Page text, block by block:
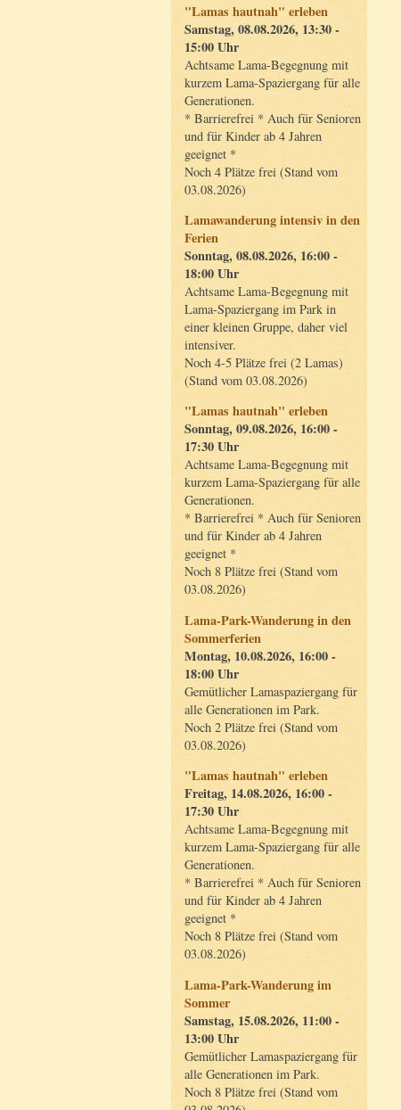
"Lamas hautnah" erleben
Samstag, 08.08.2026, 13:30 -
15:00 Uhr
Achtsame Lama-Begegnung mit
kurzem Lama-Spaziergang für alle
Generationen.
* Barrierefrei * Auch für Senioren
und für Kinder ab 4 Jahren
geeignet *
Noch 4 Plätze frei (Stand vom
03.08.2026)
Lamawanderung intensiv in den
Ferien
Sonntag, 08.08.2026, 16:00 -
18:00 Uhr
Achtsame Lama-Begegnung mit
Lama-Spaziergang im Park in
einer kleinen Gruppe, daher viel
intensiver.
Noch 4-5 Plätze frei (2 Lamas)
(Stand vom 03.08.2026)
"Lamas hautnah" erleben
Sonntag, 09.08.2026, 16:00 -
17:30 Uhr
Achtsame Lama-Begegnung mit
kurzem Lama-Spaziergang für alle
Generationen.
* Barrierefrei * Auch für Senioren
und für Kinder ab 4 Jahren
geeignet *
Noch 8 Plätze frei (Stand vom
03.08.2026)
Lama-Park-Wanderung in den
Sommerferien
Montag, 10.08.2026, 16:00 -
18:00 Uhr
Gemütlicher Lamaspaziergang für
alle Generationen im Park.
Noch 2 Plätze frei (Stand vom
03.08.2026)
"Lamas hautnah" erleben
Freitag, 14.08.2026, 16:00 -
17:30 Uhr
Achtsame Lama-Begegnung mit
kurzem Lama-Spaziergang für alle
Generationen.
* Barrierefrei * Auch für Senioren
und für Kinder ab 4 Jahren
geeignet *
Noch 8 Plätze frei (Stand vom
03.08.2026)
Lama-Park-Wanderung im
Sommer
Samstag, 15.08.2026, 11:00 -
13:00 Uhr
Gemütlicher Lamaspaziergang für
alle Generationen im Park.
Noch 8 Plätze frei (Stand vom